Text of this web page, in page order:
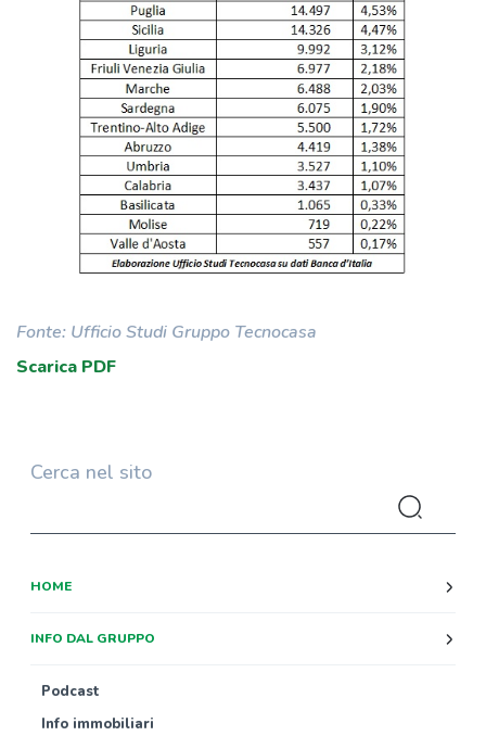
Fonte: Ufficio Studi Gruppo Tecnocasa
Scarica PDF
Cerca nel sito
HOME
INFO DAL GRUPPO
Podcast
Info immobiliari